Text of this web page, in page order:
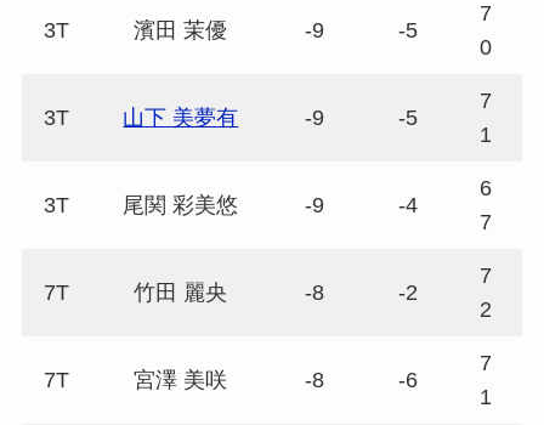
3T 濱田 茉優 -9 -5
7
0
3T 山下 美夢有 -9 -5
7
1
3T 尾関 彩美悠 -9 -4
6
7
7T 竹田 麗央 -8 -2
7
2
7T 宮澤 美咲 -8 -6
7
1